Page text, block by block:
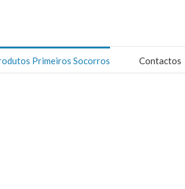
Primeiros Socorros Contactos